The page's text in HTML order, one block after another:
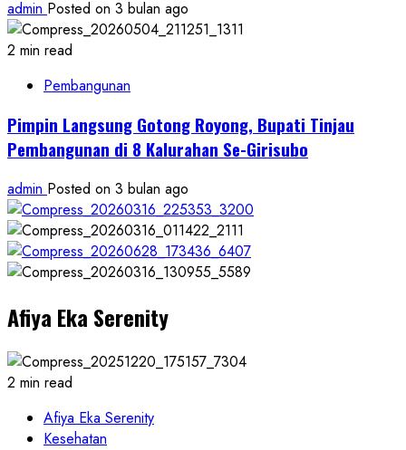
admin Posted on 3 bulan ago
2 min read
Pembangunan
Pimpin Langsung Gotong Royong, Bupati Tinjau
Pembangunan di 8 Kalurahan Se-Girisubo
admin Posted on 3 bulan ago
Afiya Eka Serenity
2 min read
Afiya Eka Serenity
Kesehatan